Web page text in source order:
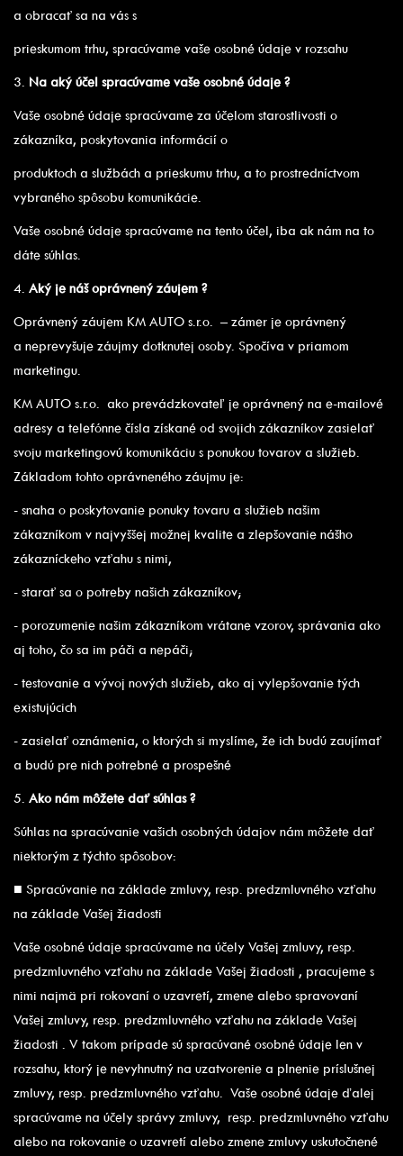
a obracať sa na vás s
prieskumom trhu, spracúvame vaše osobné údaje v rozsahu
3. Na aký účel spracúvame vaše osobné údaje ?
Vaše osobné údaje spracúvame za účelom starostlivosti o
zákazníka, poskytovania informácií o
produktoch a službách a prieskumu trhu, a to prostredníctvom
vybraného spôsobu komunikácie.
Vaše osobné údaje spracúvame na tento účel, iba ak nám na to
dáte súhlas.
4. Aký je náš oprávnený záujem ?
Oprávnený záujem KM AUTO s.r.o. – zámer je oprávnený
a neprevyšuje záujmy dotknutej osoby. Spočíva v priamom
marketingu.
KM AUTO s.r.o. ako prevádzkovateľ je oprávnený na e-mailové
adresy a telefónne čísla získané od svojich zákazníkov zasielať
svoju marketingovú komunikáciu s ponukou tovarov a služieb.
Základom tohto oprávneného záujmu je:
- snaha o poskytovanie ponuky tovaru a služieb našim
zákazníkom v najvyššej možnej kvalite a zlepšovanie nášho
zákazníckeho vzťahu s nimi,
- starať sa o potreby našich zákazníkov;
- porozumenie našim zákazníkom vrátane vzorov, správania ako
aj toho, čo sa im páči a nepáči;
- testovanie a vývoj nových služieb, ako aj vylepšovanie tých
existujúcich
- zasielať oznámenia, o ktorých si myslíme, že ich budú zaujímať
a budú pre nich potrebné a prospešné
5. Ako nám môžete dať súhlas ?
Súhlas na spracúvanie vašich osobných údajov nám môžete dať
niektorým z týchto spôsobov:
■ Spracúvanie na základe zmluvy, resp. predzmluvného vzťahu
na základe Vašej žiadosti
Vaše osobné údaje spracúvame na účely Vašej zmluvy, resp.
predzmluvného vzťahu na základe Vašej žiadosti , pracujeme s
nimi najmä pri rokovaní o uzavretí, zmene alebo spravovaní
Vašej zmluvy, resp. predzmluvného vzťahu na základe Vašej
žiadosti . V takom prípade sú spracúvané osobné údaje len v
rozsahu, ktorý je nevyhnutný na uzatvorenie a plnenie príslušnej
zmluvy, resp. predzmluvného vzťahu. Vaše osobné údaje ďalej
spracúvame na účely správy zmluvy, resp. predzmluvného vzťahu
alebo na rokovanie o uzavretí alebo zmene zmluvy uskutočnené